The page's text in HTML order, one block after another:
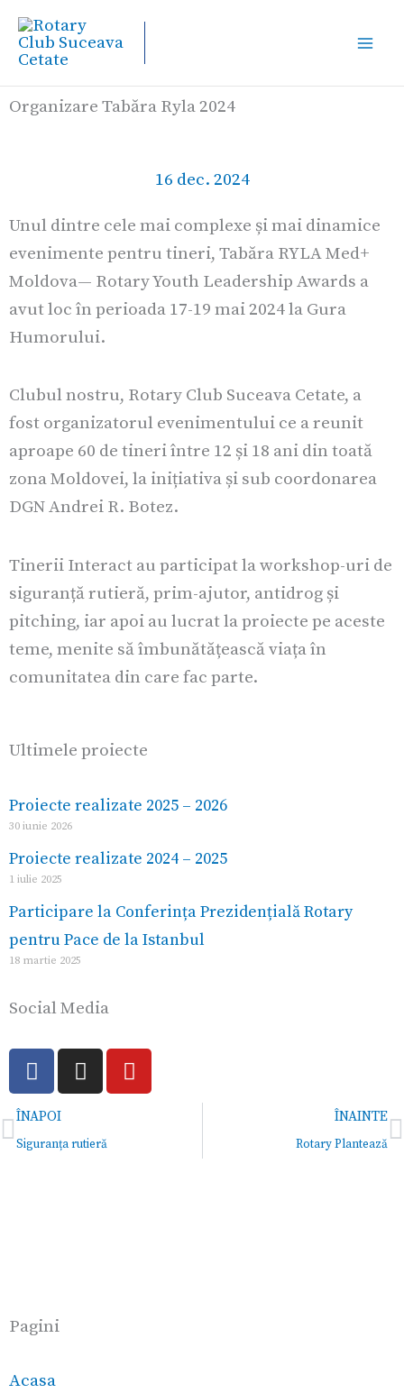
Skip
content
Organizare Tabăra Ryla 2024
16 dec. 2024
Unul dintre cele mai complexe și mai dinamice
evenimente pentru tineri, Tabăra RYLA Med+
Moldova— Rotary Youth Leadership Awards a
avut loc în perioada 17-19 mai 2024 la Gura
Humorului.
Clubul nostru, Rotary Club Suceava Cetate, a
fost organizatorul evenimentului ce a reunit
aproape 60 de tineri între 12 și 18 ani din toată
zona Moldovei, la inițiativa și sub coordonarea
DGN Andrei R. Botez.
Tinerii Interact au participat la workshop-uri de
siguranță rutieră, prim-ajutor, antidrog și
pitching, iar apoi au lucrat la proiecte pe aceste
teme, menite să îmbunătățească viața în
comunitatea din care fac parte.
Ultimele proiecte
Proiecte realizate 2025 – 2026
30 iunie 2026
Proiecte realizate 2024 – 2025
1 iulie 2025
Participare la Conferința Prezidențială Rotary
pentru Pace de la Istanbul
18 martie 2025
Social Media
F
a
c
e
b
I
n
a
Y
o
Prev
ÎNAPOI
Siguranța rutieră
ÎNAINTE
Rotary Plantează
Pagini
Acasa